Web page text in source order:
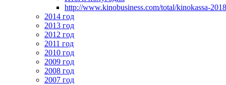
http://www.kinobusiness.com/total/kinokassa-
2014 год
2013 год
2012 год
2011 год
2010 год
2009 год
2008 год
2007 год